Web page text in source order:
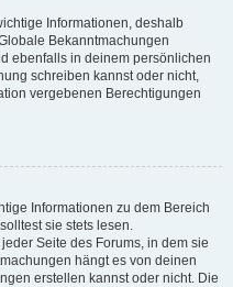
Informationen, deshalb
Bekanntmachungen
ebenfalls in deinem persönlichen
schreiben kannst oder nicht,
vergebenen Berechtigungen
Informationen zu dem Bereich
sie stets lesen.
Seite des Forums, in dem sie
hängt es von deinen
erstellen kannst oder nicht. Die